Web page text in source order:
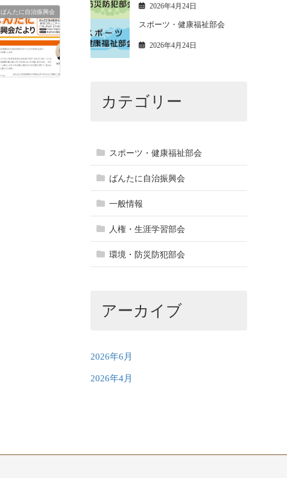
ばんたに自治振興会
2026年4月24日
スポーツ・健康福祉部会
2026年4月24日
カテゴリー
スポーツ・健康福祉部会
ばんたに自治振興会
一般情報
人権・生涯学習部会
環境・防災防犯部会
アーカイブ
2026年6月
2026年4月